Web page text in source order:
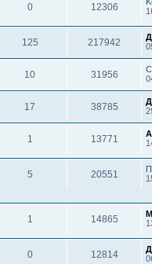
0 12306
125 217942
10 31956
17 38785
1 13771
5 20551
1 14865
0 12814